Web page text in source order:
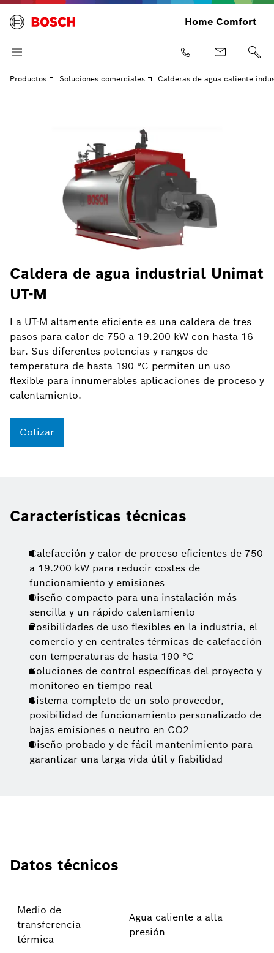
Home Comfort
Productos Soluciones comerciales Calderas de agua caliente
Caldera de agua industrial Unimat
UT-M
La UT-M altamente eficiente es una caldera de tres
pasos para calor de 750 a 19.200 kW con hasta 16
bar. Sus diferentes potencias y rangos de
temperatura de hasta 190 °C permiten un uso
flexible para innumerables aplicaciones de proceso y
calentamiento.
Cotizar
Características técnicas
Calefacción y calor de proceso eficientes de 750
a 19.200 kW para reducir costes de
funcionamiento y emisiones
Diseño compacto para una instalación más
sencilla y un rápido calentamiento
Posibilidades de uso flexibles en la industria, el
comercio y en centrales térmicas de calefacción
con temperaturas de hasta 190 °C
Soluciones de control específicas del proyecto y
monitoreo en tiempo real
Sistema completo de un solo proveedor,
posibilidad de funcionamiento personalizado de
bajas emisiones o neutro en CO2
Diseño probado y de fácil mantenimiento para
garantizar una larga vida útil y fiabilidad
Datos técnicos
Medio de
transferencia
térmica
Agua caliente a alta
presión